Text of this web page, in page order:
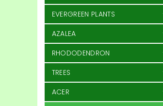
EVERGREEN PLANTS
AZALEA
RHODODENDRON
TREES
ACER